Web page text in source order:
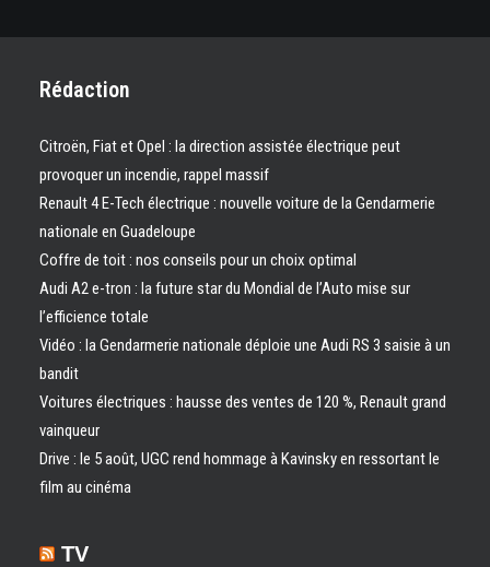
Rédaction
Citroën, Fiat et Opel : la direction assistée électrique peut
provoquer un incendie, rappel massif
Renault 4 E-Tech électrique : nouvelle voiture de la Gendarmerie
nationale en Guadeloupe
Coffre de toit : nos conseils pour un choix optimal
Audi A2 e-tron : la future star du Mondial de l’Auto mise sur
l’efficience totale
Vidéo : la Gendarmerie nationale déploie une Audi RS 3 saisie à un
bandit
Voitures électriques : hausse des ventes de 120 %, Renault grand
vainqueur
Drive : le 5 août, UGC rend hommage à Kavinsky en ressortant le
film au cinéma
TV